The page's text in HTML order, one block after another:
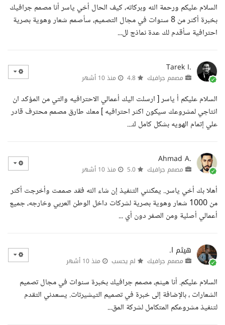
السلام عليكم ورحمة الله وبركاته، كيف الحال أخي ياسر أنا مصمم جرافيك
بخبرة أكثر من 8 سنوات في مجال التصميم، سأصمم شعار وهوية بصرية
احترافية سأقدم لك عدة نماذج لل...
Tarek I.
مصمم جرافيك منذ 10 أشهر
السلام عليكم أ ياسر [ ارسلت اليك أعمالي الاحترافيه والتي من المؤكد ان
انتاجي لمشروعك سيكون اكثر احترافيه ] معك طارق مصمم محترف قادر
علي إتمام الهويه بشكل كامل ك...
Ahmad A.
مصمم جرافيك منذ 10 أشهر
أهلا بك أخي ياسر.. يمكنني التنفيذ إن شاء الله فقد صممت وأخرجت أكثر
من 1000 شعار وهوية بصرية لشركات داخل الوطن العربي وخارجه، جميع
أعمالي أصلية ومن الصفر دون أي ...
هيثم ا.
مصمم جرافيك لم يحسب منذ 10 أشهر
السلام عليكم. أنا هيثم، مصمم جرافيك بخبرة سنوات في مجال تصميم
الشعارات ، بالإضافة إلى خبرة في تصميم التيشيرتات. يسعدني التقدم
لتنفيذ مشروعكم المتكامل لشركة المق...